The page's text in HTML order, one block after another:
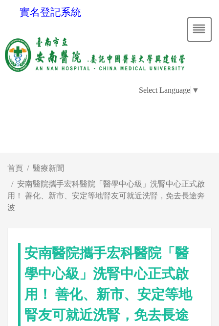
實名登記系統
Select Language ▼
首頁
醫療新聞
安南醫院攜手宏科醫院「醫學中心級」洗腎中心正式啟
用！ 善化、新市、安定等地腎友可就近洗腎，免去長途奔
波
安南醫院攜手宏科醫院「醫
學中心級」洗腎中心正式啟
用！ 善化、新市、安定等地
腎友可就近洗腎，免去長途